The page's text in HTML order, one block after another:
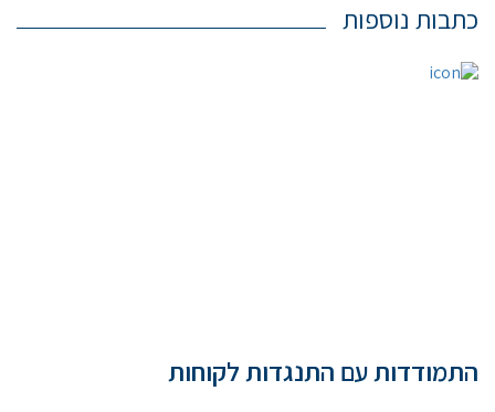
כתבות נוספות
התמודדות עם התנגדות לקוחות